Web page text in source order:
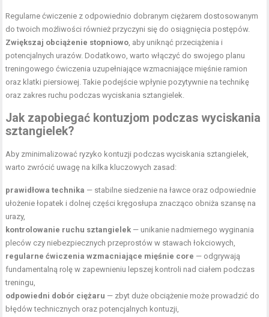
Regularne ćwiczenie z odpowiednio dobranym ciężarem dostosowanym
do twoich możliwości również przyczyni się do osiągnięcia postępów.
Zwiększaj obciążenie stopniowo, aby uniknąć przeciążenia i
potencjalnych urazów. Dodatkowo, warto włączyć do swojego planu
treningowego ćwiczenia uzupełniające wzmacniające mięśnie ramion
oraz klatki piersiowej. Takie podejście wpłynie pozytywnie na technikę
oraz zakres ruchu podczas wyciskania sztangielek.
Jak zapobiegać kontuzjom podczas wyciskania
sztangielek?
Aby zminimalizować ryzyko kontuzji podczas wyciskania sztangielek,
warto zwrócić uwagę na kilka kluczowych zasad:
prawidłowa technika — stabilne siedzenie na ławce oraz odpowiednie
ułożenie łopatek i dolnej części kręgosłupa znacząco obniża szansę na
urazy,
kontrolowanie ruchu sztangielek — unikanie nadmiernego wyginania
pleców czy niebezpiecznych przeprostów w stawach łokciowych,
regularnećwiczenia wzmacniające mięśnie core — odgrywają
fundamentalną rolę w zapewnieniu lepszej kontroli nad ciałem podczas
treningu,
odpowiedni dobór ciężaru — zbyt duże obciążenie może prowadzić do
błędów technicznych oraz potencjalnych kontuzji,